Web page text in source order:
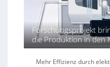
e
d
i
e
e
Forschungsprojekt
die Produktion in den
Mehr Effizienz durch